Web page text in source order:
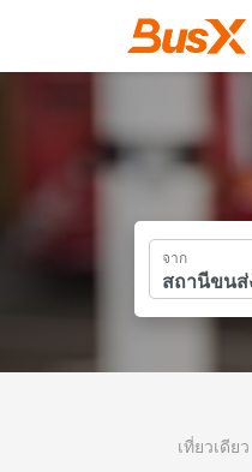
จาก
เที่ยวเดียว